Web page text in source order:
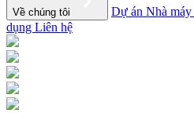
Về chúng tôi Dự án Nhà máy
dụng Liên hệ